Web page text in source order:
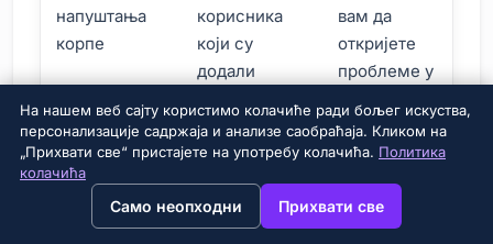
View this page in English?
напуштања
корпе
корисника
који су
додали
корпу, али
нису
завршили
куповину.
вам да
откријете
проблеме у
куповине.
На нашем веб сајту користимо колачиће ради бољег искуства,
персонализације садржаја и анализе саобраћаја. Кликом на
„Прихвати све“ пристајете на употребу колачића. Политика
колачића
Само неопходни Прихвати све